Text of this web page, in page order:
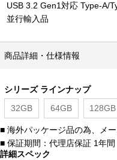
USB 3.2 Gen1対応 Type-A/
並行輸入品
商品詳細・仕様情報
シリーズ ラインナップ
32GB
64GB 128GB
■ 海外パッケージ品の為、メ
■ 保証期間：代理店保証 1年間
詳細スペック